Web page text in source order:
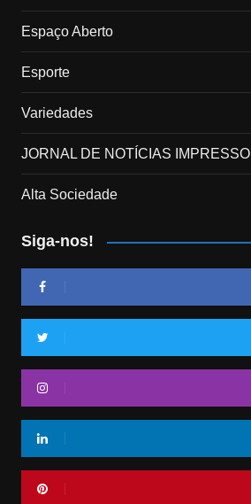
Espaço Aberto
Esporte
Variedades
JORNAL DE NOTÍCIAS IMPRESSO
Alta Sociedade
Siga-nos!